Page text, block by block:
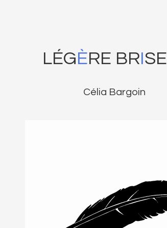
LÉGÈRE BRISE
Célia Bargoin